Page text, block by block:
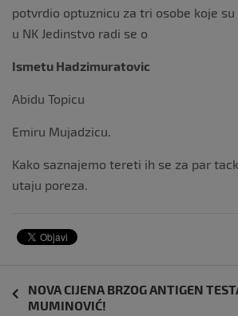
potvrdio optuznicu za tri osobe koje
u NK Jedinstvo radi se o
Ismetu Hadzimuratovic
Abidu Topicu
Emiru Mujadzicu.
Kako saznajemo tereti ih se za par
utaju poreza.
objava
NOVA CIJENA BRZOG ANTIGEN
MUMINOVIĆ!